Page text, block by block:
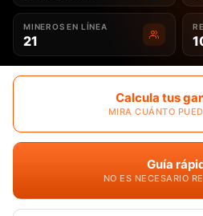
MINEROS EN LÍNEA
21
Calcula tus
MIRA CUÁNTO
Guía
NO ES NECESARIO